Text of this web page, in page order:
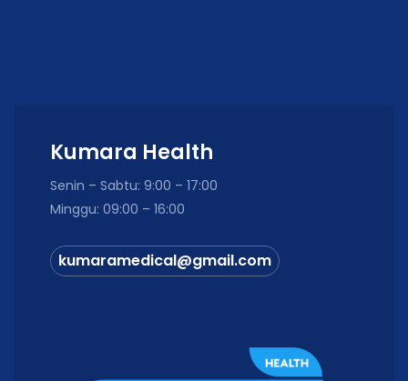
Kumara Health
Senin – Sabtu: 9:00 – 17:00
Minggu: 09:00 – 16:00
kumaramedical@gmail.com